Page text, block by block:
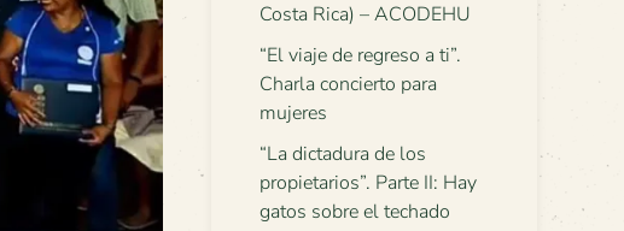
Costa Rica) – ACODEHU
“El viaje de regreso a ti”.
Charla concierto para
mujeres
“La dictadura de los
propietarios”. Parte II: Hay
gatos sobre el techado